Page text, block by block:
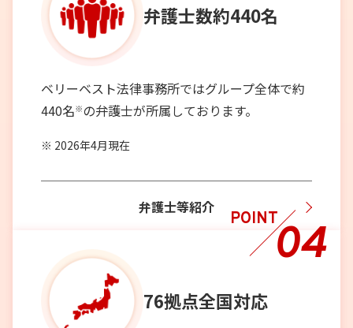
弁護士数約440名
ベリーベスト法律事務所ではグループ全体で約
440名※の弁護士が所属しております。
2026年4月現在
弁護士等紹介
POINT04
76拠点全国対応